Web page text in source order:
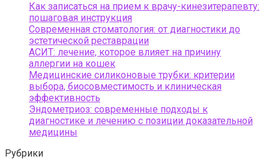
Как записаться на прием к врачу-кинезитерапевту:
пошаговая инструкция
Современная стоматология: от диагностики до
эстетической реставрации
АСИТ: лечение, которое влияет на причину
аллергии на кошек
Медицинские силиконовые трубки: критерии
выбора, биосовместимость и клиническая
эффективность
Эндометриоз: современные подходы к
диагностике и лечению с позиции доказательной
медицины
Рубрики